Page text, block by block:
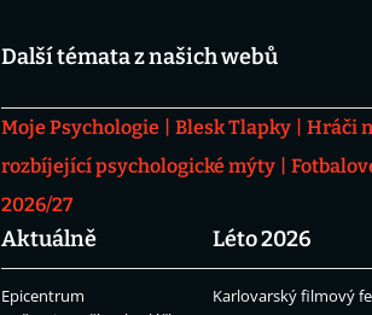
Další témata z našich webů
Moje Psychologie Blesk Tlapky Hráči
rozbíjející psychologické mýty
2026/27
Aktuálně
Epicentrum
Léto 2026
Karlovarský filmový